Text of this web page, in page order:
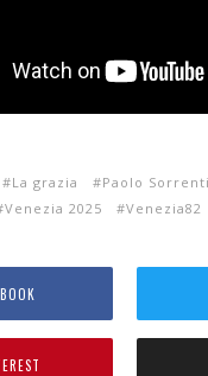
La grazia Paolo
Venezia 2025 Venezia82